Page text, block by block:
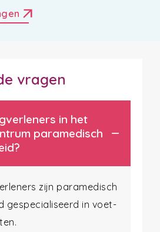
arrow_outward
vragen
in het
paramedisch
zijn paramedisch
gespecialiseerd in voet-